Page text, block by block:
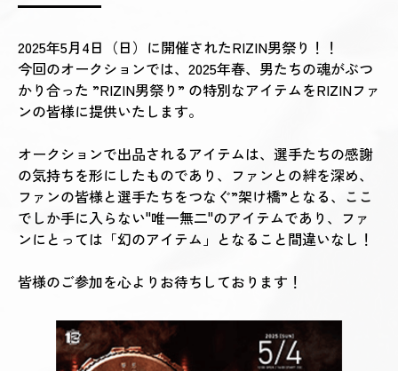
2025年5月4日（日）に開催されたRIZIN男祭り！！
今回のオークションでは、2025年春、男たちの魂がぶつ
かり合った ”RIZIN男祭り” の特別なアイテムをRIZINファ
ンの皆様に提供いたします。
オークションで出品されるアイテムは、選手たちの感謝
の気持ちを形にしたものであり、ファンとの絆を深め、
ファンの皆様と選手たちをつなぐ”架け橋”となる、ここ
でしか手に入らない"唯一無二"のアイテムであり、ファ
ンにとっては「幻のアイテム」となること間違いなし！
皆様のご参加を心よりお待ちしております！